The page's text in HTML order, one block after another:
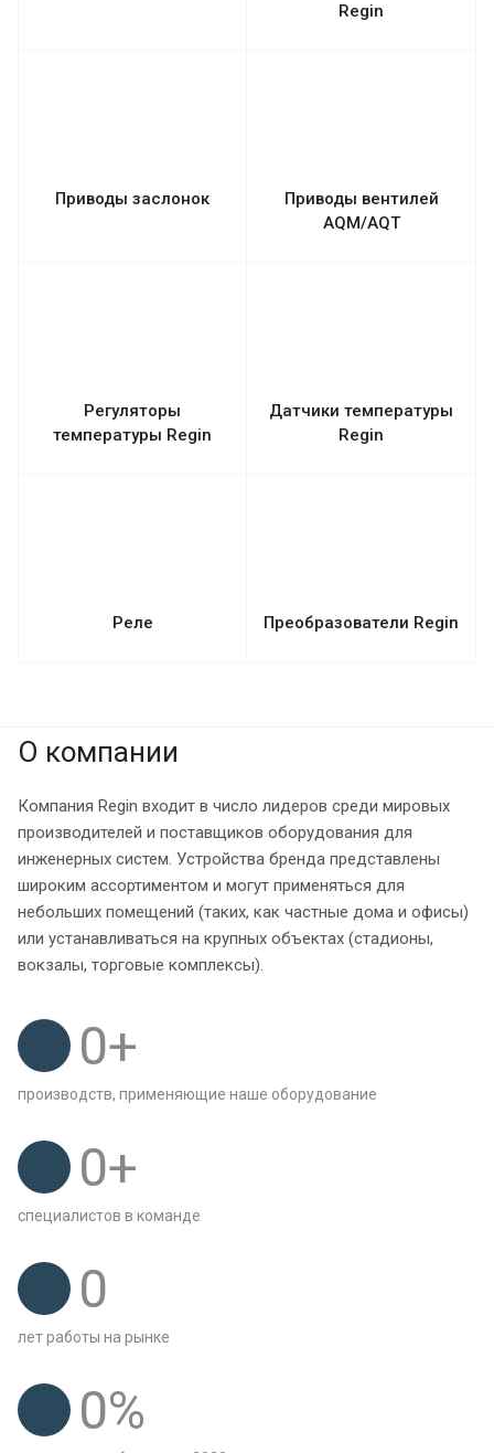
Regin
Приводы заслонок
Приводы вентилей
AQM/AQT
Регуляторы
температуры Regin
Датчики температуры
Regin
Реле Преобразователи Regin
О компании
Компания Regin входит в число лидеров среди мировых
производителей и поставщиков оборудования для
инженерных систем. Устройства бренда представлены
широким ассортиментом и могут применяться для
небольших помещений (таких, как частные дома и офисы)
или устанавливаться на крупных объектах (стадионы,
вокзалы, торговые комплексы).
0+
производств, применяющие наше оборудование
0+
специалистов в команде
0
лет работы на рынке
0%